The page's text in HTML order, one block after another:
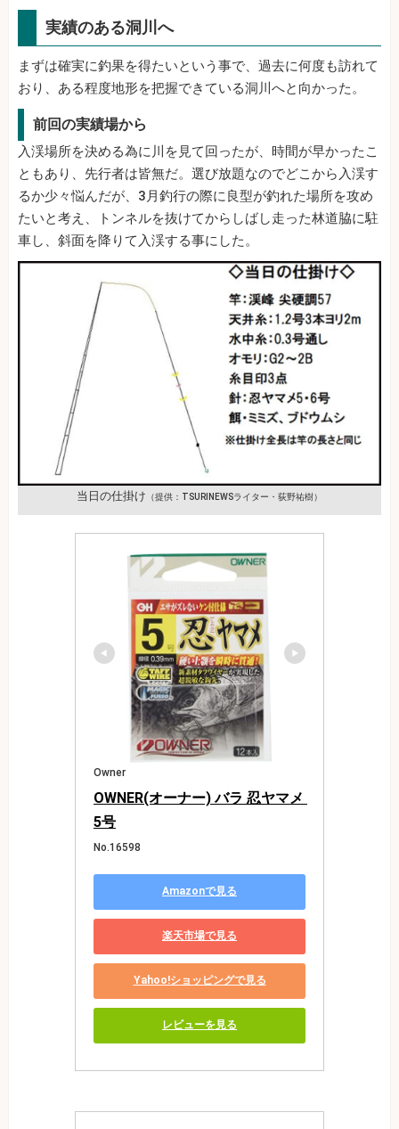
実績のある洞川へ
まずは確実に釣果を得たいという事で、過去に何度も訪れて
おり、ある程度地形を把握できている洞川へと向かった。
前回の実績場から
入渓場所を決める為に川を見て回ったが、時間が早かったこ
ともあり、先行者は皆無だ。選び放題なのでどこから入渓す
るか少々悩んだが、3月釣行の際に良型が釣れた場所を攻め
たいと考え、トンネルを抜けてからしばし走った林道脇に駐
車し、斜面を降りて入渓する事にした。
当日の仕掛け （提供：TSURINEWSライター・荻野祐樹）
Owner
OWNER(オーナー) バラ 忍ヤマメ
5号
No.16598
Amazonで見る
楽天市場で見る
Yahoo!ショッピングで見る
レビューを見る